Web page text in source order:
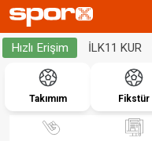
Hızlı Erişim İLK11 KUR
Takımım Fikstür